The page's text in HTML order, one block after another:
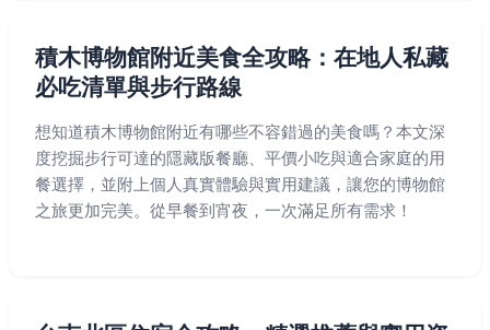
積木博物館附近美食全攻略：在地人私藏
必吃清單與步行路線
想知道積木博物館附近有哪些不容錯過的美食嗎？本文深
度挖掘步行可達的隱藏版餐廳、平價小吃與適合家庭的用
餐選擇，並附上個人真實體驗與實用建議，讓您的博物館
之旅更加完美。從早餐到宵夜，一次滿足所有需求！